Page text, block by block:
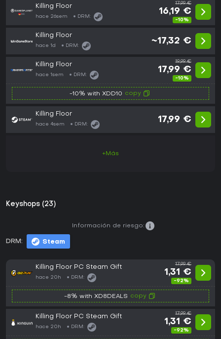
Killing Floor
hace 26sem DRM:
17,99 €
16,19 €
-10%
Killing Floor
hace 1d DRM:
~17,32 €
Killing Floor
hace 1sem DRM:
19,99 €
17,99 €
-10%
-10% with XDD10 copy
Killing Floor
hace 4sem DRM:
17,99 €
+Más
Keyshops (23)
DRM: Steam
Información de riesgo:
Killing Floor PC Steam Gift
hace 20h DRM:
17,99 €
1,31 €
-92%
-8% with XD8DEALS copy
Killing Floor PC Steam Gift
hace 20h DRM:
17,99 €
1,31 €
-92%